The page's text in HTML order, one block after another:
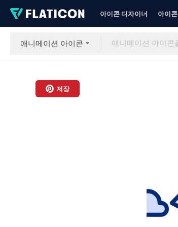
아이콘 디자이너 아이콘
애니메이션 아이콘
저장